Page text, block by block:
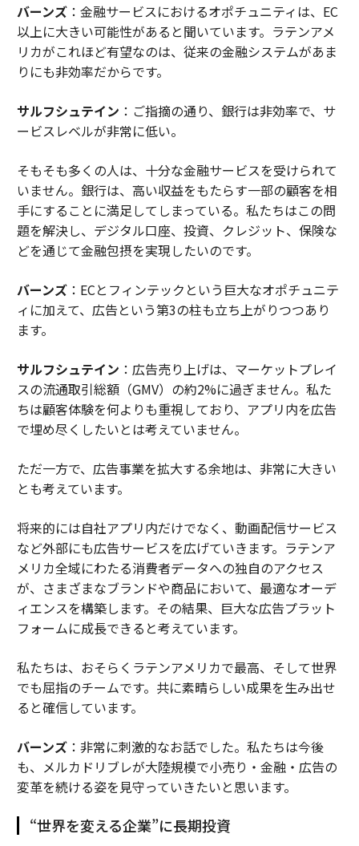
バーンズ：金融サービスにおけるオポチュニティは、EC
以上に大きい可能性があると聞いています。ラテンアメ
リカがこれほど有望なのは、従来の金融システムがあま
りにも非効率だからです。
サルフシュテイン ：ご指摘の通り、銀行は非効率で、サ
ービスレベルが非常に低い。
そもそも多くの人は、十分な金融サービスを受けられて
いません。銀行は、高い収益をもたらす一部の顧客を相
手にすることに満足してしまっている。私たちはこの問
題を解決し、デジタル口座、投資、クレジット、保険な
どを通じて金融包摂を実現したいのです。
バーンズ：ECとフィンテックという巨大なオポチュニテ
ィに加えて、広告という第3の柱も立ち上がりつつあり
ます。
サルフシュテイン ：広告売り上げは、マーケットプレイ
スの流通取引総額（GMV）の約2%に過ぎません。私た
ちは顧客体験を何よりも重視しており、アプリ内を広告
で埋め尽くしたいとは考えていません。
ただ一方で、広告事業を拡大する余地は、非常に大きい
とも考えています。
将来的には自社アプリ内だけでなく、動画配信サービス
など外部にも広告サービスを広げていきます。ラテンア
メリカ全域にわたる消費者データへの独自のアクセス
が、さまざまなブランドや商品において、最適なオーデ
ィエンスを構築します。その結果、巨大な広告プラット
フォームに成長できると考えています。
私たちは、おそらくラテンアメリカで最高、そして世界
でも屈指のチームです。共に素晴らしい成果を生み出せ
ると確信しています。
バーンズ：非常に刺激的なお話でした。私たちは今後
も、メルカドリブレが大陸規模で小売り・金融・広告の
変革を続ける姿を見守っていきたいと思います。
“世界を変える企業”に長期投資